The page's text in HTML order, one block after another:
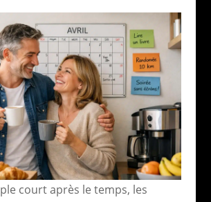
court après le temps, les